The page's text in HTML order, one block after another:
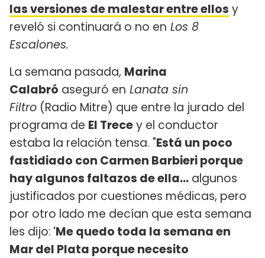
las versiones de malestar entre ellos y
reveló si continuará o no en Los 8
Escalones.
La semana pasada, Marina
Calabró aseguró en Lanata sin
Filtro (Radio Mitre) que entre la jurado del
programa de El Trecey el conductor
estaba la relación tensa. "Está un poco
fastidiado con Carmen Barbieri porque
hay algunos faltazos de ella... algunos
justificados por cuestiones médicas, pero
por otro lado me decían que esta semana
les dijo: 'Me quedo toda la semana en
Mar del Plata porque necesito